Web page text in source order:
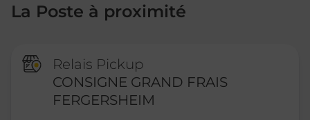
La Poste à proximité
Relais Pickup
CONSIGNE GRAND FRAIS
FERGERSHEIM